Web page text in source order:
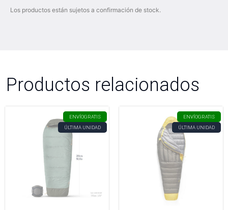
Los productos están sujetos a confirmación de stock.
Productos relacionados
ENVÍOGRATIS
ÚLTIMA UNIDAD
ENVÍOGRATIS
ÚLTIMA UNIDAD